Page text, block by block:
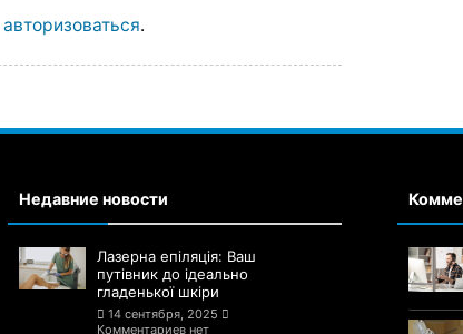
авторизоваться.
Недавние новости
Лазерна епіляція: Ваш
путівник до ідеально
гладенької шкіри
14 сентября, 2025
Комментариев нет